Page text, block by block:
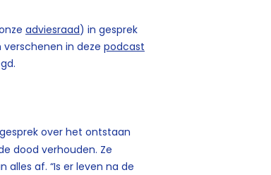
adviesraad) in gesprek
in deze podcast
over het ontstaan
dood verhouden. Ze
alles af. “Is er leven na de